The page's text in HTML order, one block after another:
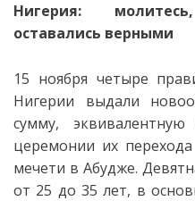
Нигерия:
оставались верными
15 ноября четыре
Нигерии выдали
сумму,
церемонии их
мечети в Абудже.
от 25 до 35 лет, в